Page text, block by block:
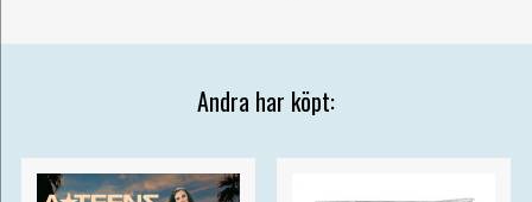
Andra har köpt: